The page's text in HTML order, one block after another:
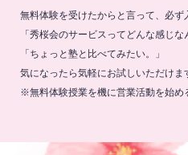
無料体験を受けたからと言って、必
「秀桜会のサービスってどんな感じな
「ちょっと塾と比べてみたい。」
気になったら気軽にお試しいただけま
※無料体験授業を機に営業活動を始め